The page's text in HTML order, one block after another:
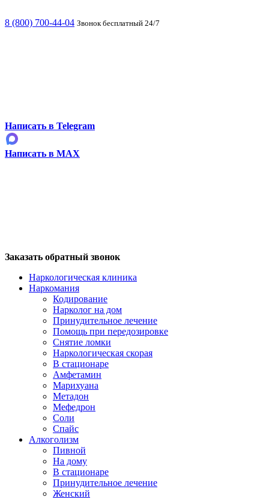
8 (800) 700-44-04 Звонок бесплатный 24/7
Написать в Telegram
Написать в MAX
Заказать обратный звонок
Наркологическая клиника
Наркомания
Кодирование
Нарколог на дом
Принудительное лечение
Помощь при передозировке
Снятие ломки
Наркологическая скорая
В стационаре
Амфетамин
Марихуана
Метадон
Мефедрон
Соли
Спайс
Алкоголизм
Пивной
На дому
В стационаре
Принудительное лечение
Женский